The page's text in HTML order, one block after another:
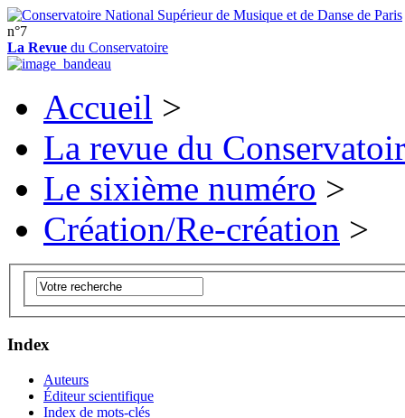
n°7
La Revue du Conservatoire
Accueil >
La revue du
Le sixième numéro >
Création/Re-création >
Index
Auteurs
Éditeur scientifique
Index de mots-clés